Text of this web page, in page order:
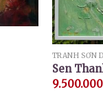
TRANH SƠN
Sen
9.500.000